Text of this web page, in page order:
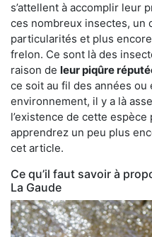
s’attellent à accomplir leur
ces nombreux insectes, un
particularités et plus
frelon. Ce sont là des
raison de leur piqûre
ce soit au fil des années ou
environnement, il y a là
l’existence de cette
apprendrez un peu plus
cet article.
Ce qu’il faut savoir à
La Gaude